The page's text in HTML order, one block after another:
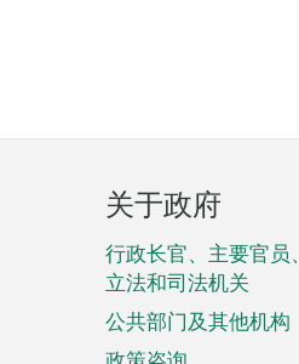
页
脚
菜
单
关于政府
行政长官、主要官员、
立法和司法机关
公共部门及其他机构